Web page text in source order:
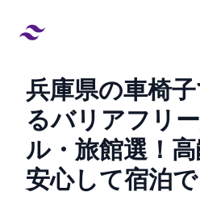
兵庫県の車椅
るバリアフリ
ル・旅館27選！
安心して宿泊